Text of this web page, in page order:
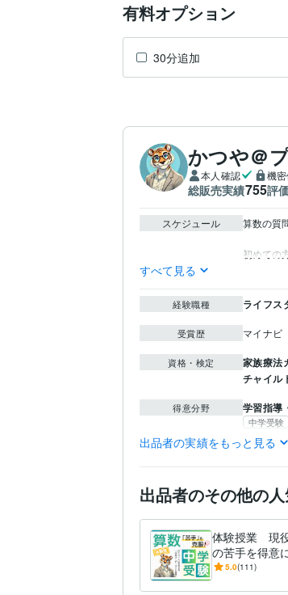
有料オプション
30分追加
かつや＠
本人確認 機
総販売実績755評
スケジュール 算数の質
初めての
すべて見る
経験職種 ライフス
受賞歴 マイナビ
資格・検定 家族療法
チャイル
得意分野 学習指導
中学受験
語学力 英語 日
出品者の実績をもっと見る
出品者のその他の
体験授業 現
の苦手を得意
以上の実績！
5.0(111)